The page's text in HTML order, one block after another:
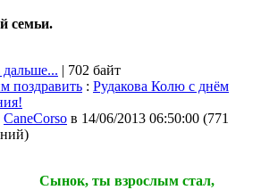
семьи.
дальше... | 702 байт
поздравить : Рудакова Колю с днём
CaneCorso в 14/06/2013 06:50:00 (771
)
Сынок, ты взрослым стал,